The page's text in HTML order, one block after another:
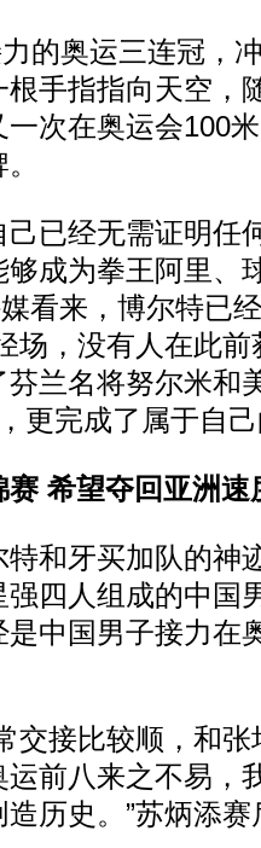
奥运三连冠，
手指指向天空，
次在奥运会100
经无需证明任
成为拳王阿里、
看来，博尔特已
场，没有人在此
兰名将努尔米和
更完成了属于自
希望夺回亚洲速
牙买加队的神
四人组成的中国
中国男子接力在
接比较顺，和张
前八来之不易，
历史。”苏炳添赛